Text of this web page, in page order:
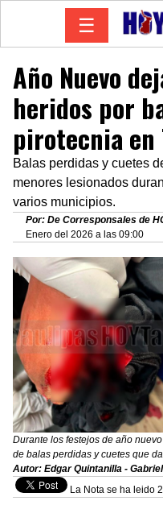
☰
Año Nuevo
heridos por
pirotecnia en
Balas perdidas y cuetes
menores lesionados
varios municipios.
Por: De Corresponsales de
Enero del 2026 a las 09:00
Durante los festejos de año
de balas perdidas y cuetes que
Autor: Edgar Quintanilla -
La Nota se ha leido